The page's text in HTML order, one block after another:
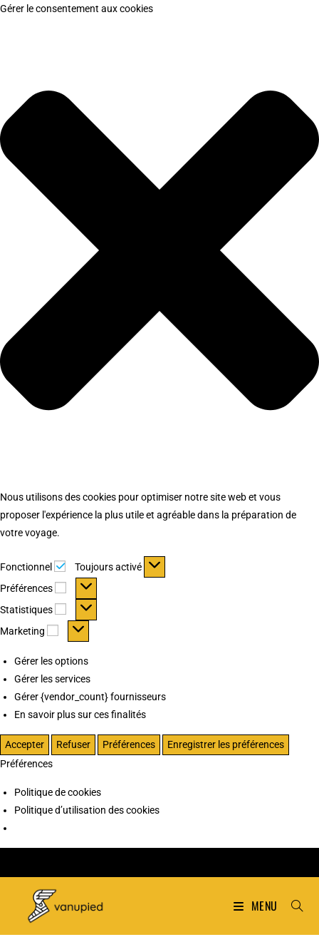
Gérer le consentement aux cookies
Nous utilisons des cookies pour optimiser notre site web et vous
proposer l'expérience la plus utile et agréable dans la préparation de
votre voyage.
Fonctionnel Fonctionnel
Toujours activé
Préférences
Préférences
Statistiques Statistiques
Marketing Marketing
Gérer les options
Gérer les services
Gérer {vendor_count} fournisseurs
En savoir plus sur ces finalités
Accepter Refuser Préférences
Enregistrer les préférences
Préférences
Politique de cookies
Politique d’utilisation des cookies
MENU